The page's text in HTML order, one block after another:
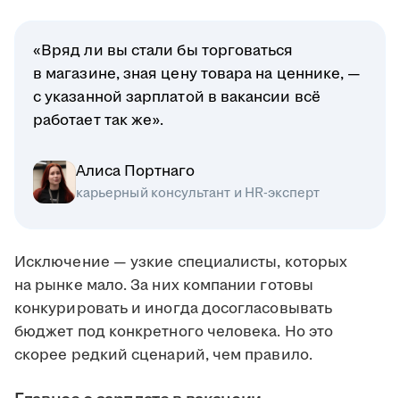
«Вряд ли вы стали бы торговаться
в магазине, зная цену товара на ценнике, —
с указанной зарплатой в вакансии всё
работает так же».
Алиса Портнаго
карьерный консультант и HR-эксперт
Исключение — узкие специалисты, которых
на рынке мало. За них компании готовы
конкурировать и иногда досогласовывать
бюджет под конкретного человека. Но это
скорее редкий сценарий, чем правило.